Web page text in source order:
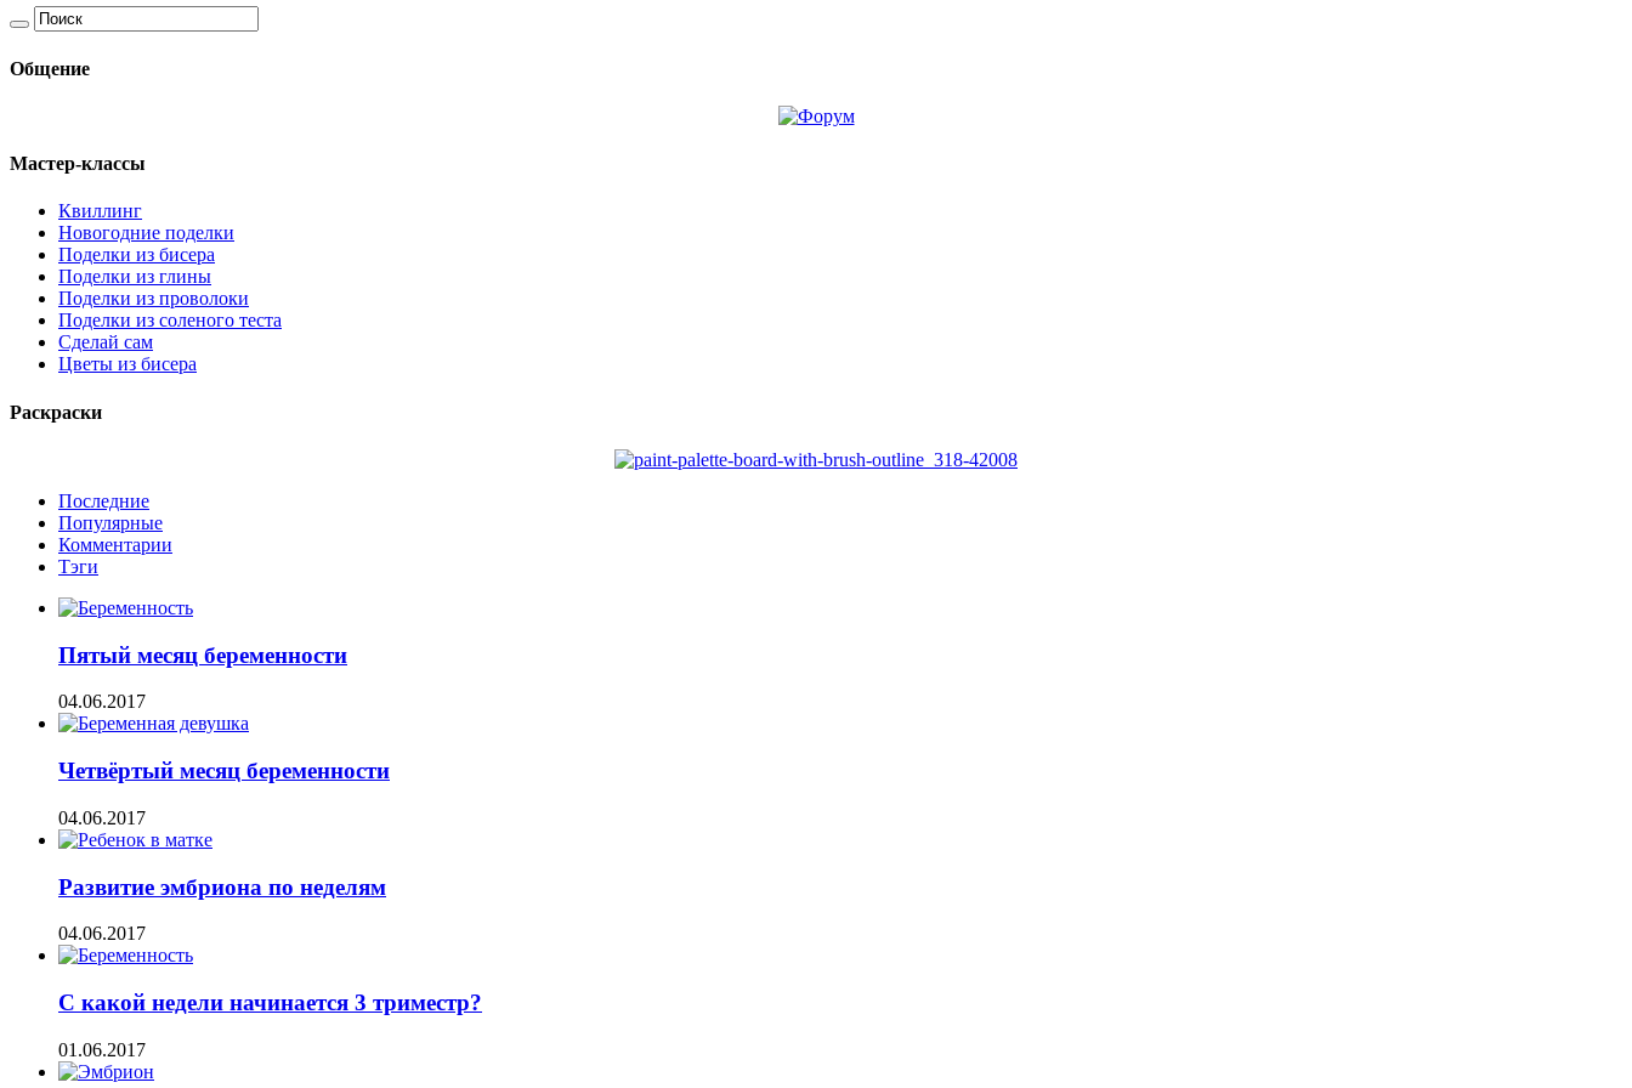
Общение
Мастер-классы
Квиллинг
Новогодние поделки
Поделки из бисера
Поделки из глины
Поделки из проволоки
Поделки из соленого теста
Сделай сам
Цветы из бисера
Раскраски
Последние
Популярные
Комментарии
Тэги
Пятый месяц беременности
04.06.2017
Четвёртый месяц беременности
04.06.2017
Развитие эмбриона по неделям
04.06.2017
С какой недели начинается 3 триместр?
01.06.2017